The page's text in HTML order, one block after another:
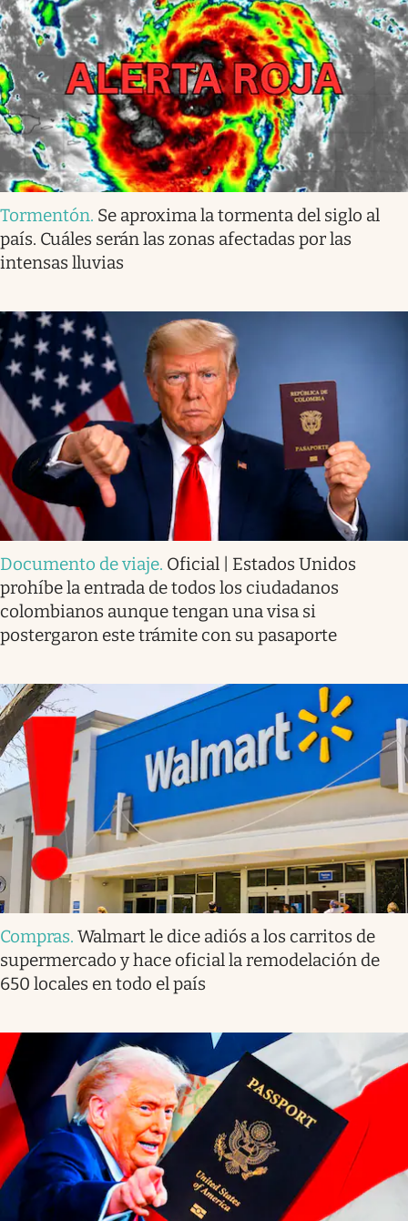
Tormentón. Se aproxima la tormenta del siglo al
país. Cuáles serán las zonas afectadas por las
intensas lluvias
Documento de viaje. Oficial | Estados Unidos
prohíbe la entrada de todos los ciudadanos
colombianos aunque tengan una visa si
postergaron este trámite con su pasaporte
Compras. Walmart le dice adiós a los carritos de
supermercado y hace oficial la remodelación de
650 locales en todo el país